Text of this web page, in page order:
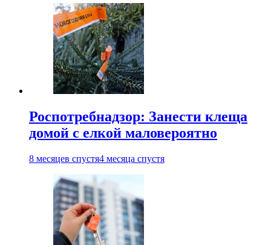
Роспотребнадзор: Занести клеща
домой с елкой маловероятно
8 месяцев спустя4 месяца спустя